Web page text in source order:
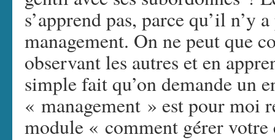
s’apprend pas, parce qu’il n’y
management. On ne peut que
observant les autres et en
simple fait qu’on demande un
« management » est pour moi
module « comment gérer